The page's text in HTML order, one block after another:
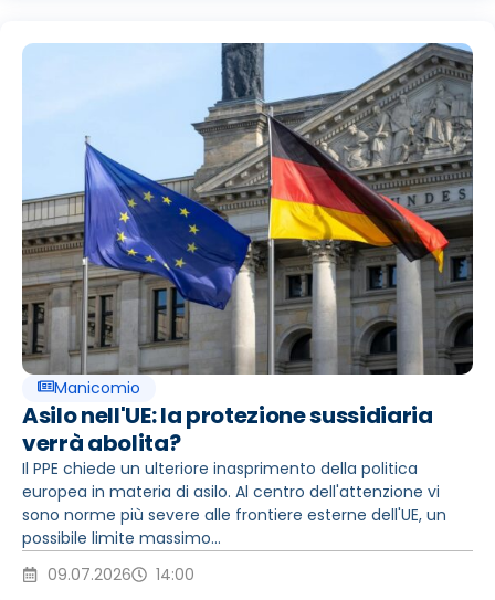
Manicomio
Asilo nell'UE: la protezione sussidiaria
verrà abolita?
Il PPE chiede un ulteriore inasprimento della politica
europea in materia di asilo. Al centro dell'attenzione vi
sono norme più severe alle frontiere esterne dell'UE, un
possibile limite massimo...
09.07.2026
14:00